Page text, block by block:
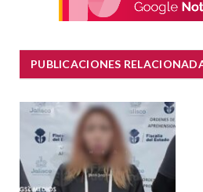
PUBLICACIONES